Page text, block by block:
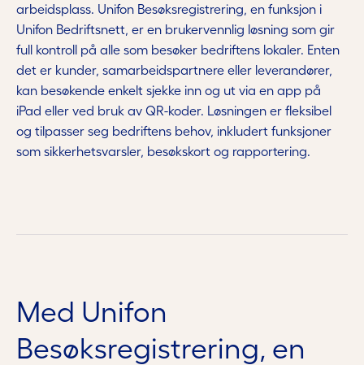
arbeidsplass. Unifon Besøksregistrering, en funksjon i
Unifon Bedriftsnett, er en brukervennlig løsning som gir
full kontroll på alle som besøker bedriftens lokaler. Enten
det er kunder, samarbeidspartnere eller leverandører,
kan besøkende enkelt sjekke inn og ut via en app på
iPad eller ved bruk av QR-koder. Løsningen er fleksibel
og tilpasser seg bedriftens behov, inkludert funksjoner
som sikkerhetsvarsler, besøkskort og rapportering.
Med Unifon
Besøksregistrering, en